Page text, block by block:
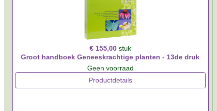
€ 155,00 stuk
Groot handboek Geneeskrachtige planten - 13de druk
Geen voorraad
Productdetails